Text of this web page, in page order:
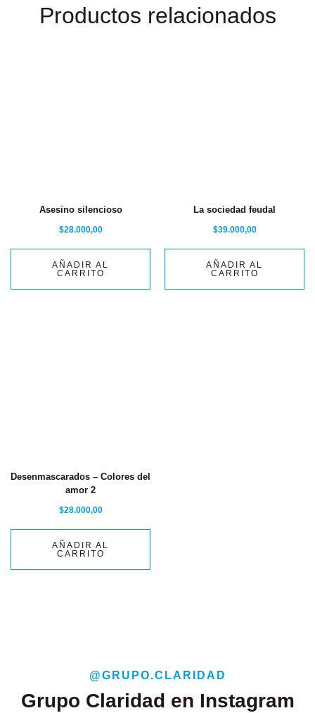
Productos relacionados
Asesino silencioso
$28.000,00
AÑADIR AL
CARRITO
La sociedad feudal
$39.000,00
AÑADIR AL
CARRITO
Desenmascarados – Colores del
amor 2
$28.000,00
AÑADIR AL
CARRITO
@GRUPO.CLARIDAD
Grupo Claridad en Instagram